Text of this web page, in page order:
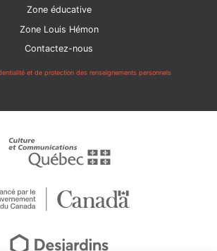
Zone éducative
Zone Louis Hémon
Contactez-nous
et de protection des renseignements personnels